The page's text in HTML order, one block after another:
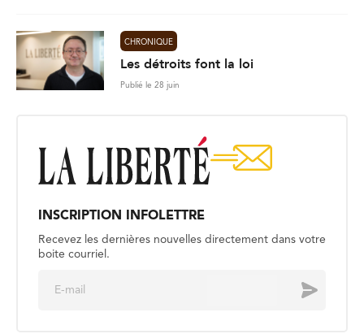
CHRONIQUE
Les détroits font la loi
Publié le 28 juin
INSCRIPTION INFOLETTRE
Recevez les dernières nouvelles directement dans votre
boite courriel.
Envoyer